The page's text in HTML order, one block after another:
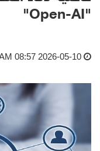
"Open-AI"
2026-05-10 08:57 AM